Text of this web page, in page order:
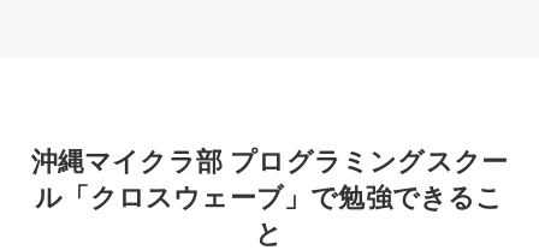
沖縄マイクラ部 プログラミングスクー
ル「クロスウェーブ」で勉強できるこ
と